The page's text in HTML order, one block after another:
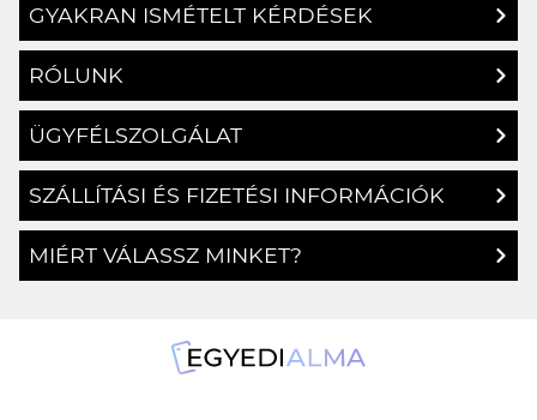
GYAKRAN ISMÉTELT KÉRDÉSEK
RÓLUNK
ÜGYFÉLSZOLGÁLAT
SZÁLLÍTÁSI ÉS FIZETÉSI INFORMÁCIÓK
MIÉRT VÁLASSZ MINKET?